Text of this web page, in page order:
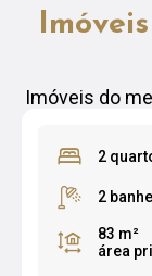
Imóveis do
2
2
83 m²
área